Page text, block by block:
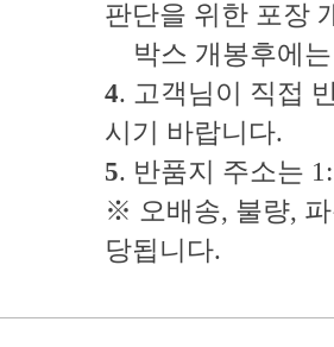
판단을 위한 포장
박스 개봉후에는
4. 고객님이 직접
시기 바랍니다.
5. 반품지 주소는
※ 오배송, 불량,
당됩니다.